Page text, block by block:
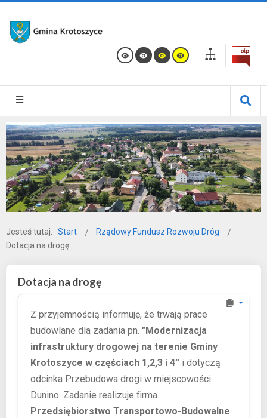
Jesteś tutaj: Start
Rządowy Fundusz Rozwoju Dróg
Dotacja na drogę
Dotacja na drogę
Z przyjemnością informuję, że trwają prace
budowlane dla zadania pn. "Modernizacja
infrastruktury drogowej na terenie Gminy
Krotoszyce w częściach 1,2,3 i 4” i dotyczą
odcinka Przebudowa drogi w miejscowości
Dunino. Zadanie realizuje firma
Przedsiębiorstwo Transportowo-Budowalne